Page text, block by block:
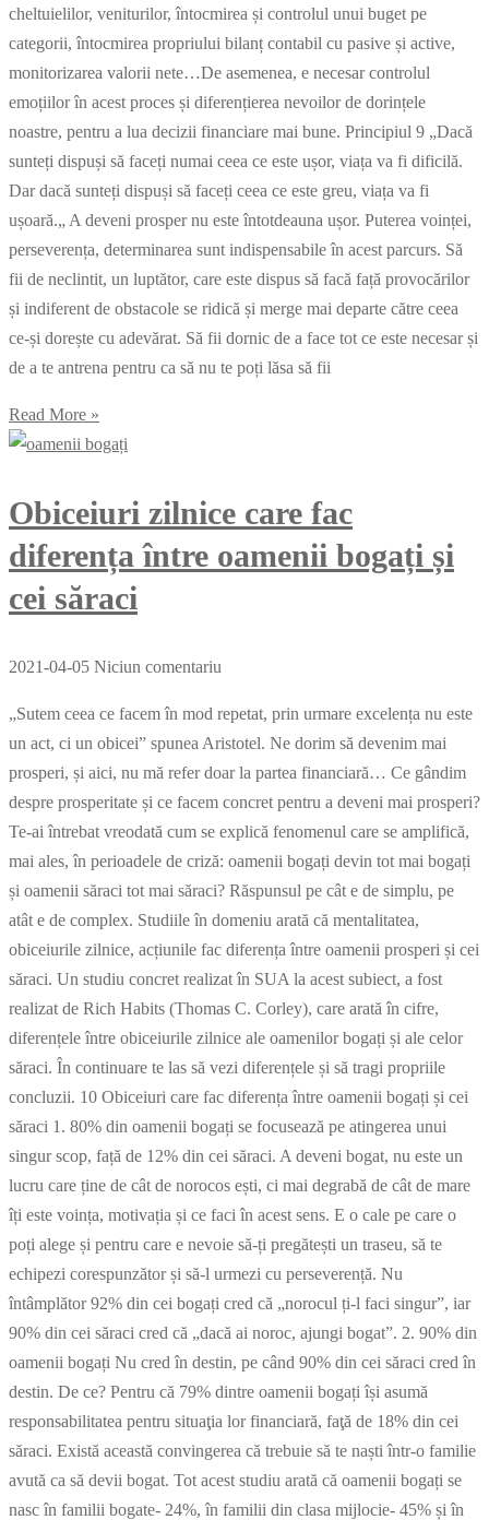
cheltuielilor, veniturilor, întocmirea și controlul unui buget pe
categorii, întocmirea propriului bilanț contabil cu pasive și active,
monitorizarea valorii nete…De asemenea, e necesar controlul
emoțiilor în acest proces și diferențierea nevoilor de dorințele
noastre, pentru a lua decizii financiare mai bune. Principiul 9 „Dacă
sunteți dispuși să faceți numai ceea ce este ușor, viața va fi dificilă.
Dar dacă sunteți dispuși să faceți ceea ce este greu, viața va fi
ușoară.„ A deveni prosper nu este întotdeauna ușor. Puterea voinței,
perseverența, determinarea sunt indispensabile în acest parcurs. Să
fii de neclintit, un luptător, care este dispus să facă față provocărilor
și indiferent de obstacole se ridică și merge mai departe către ceea
ce-și dorește cu adevărat. Să fii dornic de a face tot ce este necesar și
de a te antrena pentru ca să nu te poți lăsa să fii
Read More »
Obiceiuri zilnice care fac
diferența între oamenii bogați și
cei săraci
2021-04-05 Niciun comentariu
„Sutem ceea ce facem în mod repetat, prin urmare excelența nu este
un act, ci un obicei” spunea Aristotel. Ne dorim să devenim mai
prosperi, și aici, nu mă refer doar la partea financiară… Ce gândim
despre prosperitate și ce facem concret pentru a deveni mai prosperi?
Te-ai întrebat vreodată cum se explică fenomenul care se amplifică,
mai ales, în perioadele de criză: oamenii bogați devin tot mai bogați
și oamenii săraci tot mai săraci? Răspunsul pe cât e de simplu, pe
atât e de complex. Studiile în domeniu arată că mentalitatea,
obiceiurile zilnice, acțiunile fac diferența între oamenii prosperi și cei
săraci. Un studiu concret realizat în SUA la acest subiect, a fost
realizat de Rich Habits (Thomas C. Corley), care arată în cifre,
diferențele între obiceiurile zilnice ale oamenilor bogați și ale celor
săraci. În continuare te las să vezi diferențele și să tragi propriile
concluzii. 10 Obiceiuri care fac diferența între oamenii bogați și cei
săraci 1. 80% din oamenii bogați se focusează pe atingerea unui
singur scop, față de 12% din cei săraci. A deveni bogat, nu este un
lucru care ține de cât de norocos ești, ci mai degrabă de cât de mare
îți este voința, motivația și ce faci în acest sens. E o cale pe care o
poți alege și pentru care e nevoie să-ți pregătești un traseu, să te
echipezi corespunzător și să-l urmezi cu perseverență. Nu
întâmplător 92% din cei bogați cred că „norocul ți-l faci singur”, iar
90% din cei săraci cred că „dacă ai noroc, ajungi bogat”. 2. 90% din
oamenii bogați Nu cred în destin, pe când 90% din cei săraci cred în
destin. De ce? Pentru că 79% dintre oamenii bogați își asumă
responsabilitatea pentru situaţia lor financiară, faţă de 18% din cei
săraci. Există această convingerea că trebuie să te naști într-o familie
avută ca să devii bogat. Tot acest studiu arată că oamenii bogați se
nasc în familii bogate- 24%, în familii din clasa mijlocie- 45% și în